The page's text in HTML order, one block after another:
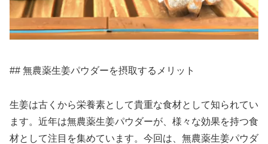
## 無農薬生姜パウダーを摂取するメリット
生姜は古くから栄養素として貴重な食材として知られてい
ます。近年は無農薬生姜パウダーが、様々な効果を持つ食
材として注目を集めています。今回は、無農薬生姜パウダ